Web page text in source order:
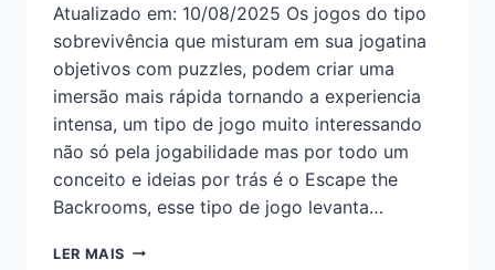
Atualizado em: 10/08/2025 Os jogos do tipo
sobrevivência que misturam em sua jogatina
objetivos com puzzles, podem criar uma
imersão mais rápida tornando a experiencia
intensa, um tipo de jogo muito interessando
não só pela jogabilidade mas por todo um
conceito e ideias por trás é o Escape the
Backrooms, esse tipo de jogo levanta…
LER MAIS